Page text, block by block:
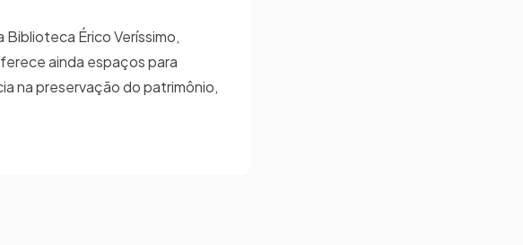
Érico Veríssimo,
ainda espaços para
na preservação do patrimônio,